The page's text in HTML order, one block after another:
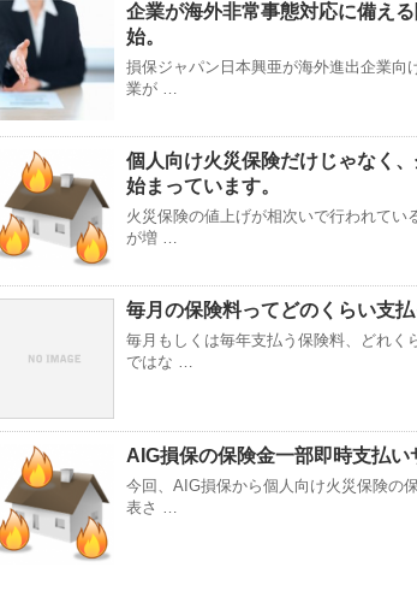
企業が海外非常事態対応に備え
始。
損保ジャパン日本興亜が海外進出企業向
業が …
個人向け火災保険だけじゃなく
始まっています。
火災保険の値上げが相次いで行われて
が増 …
毎月の保険料ってどのくらい支
毎月もしくは毎年支払う保険料、どれく
ではな …
AIG損保の保険金一部即時支払
今回、AIG損保から個人向け火災保険の
表さ …